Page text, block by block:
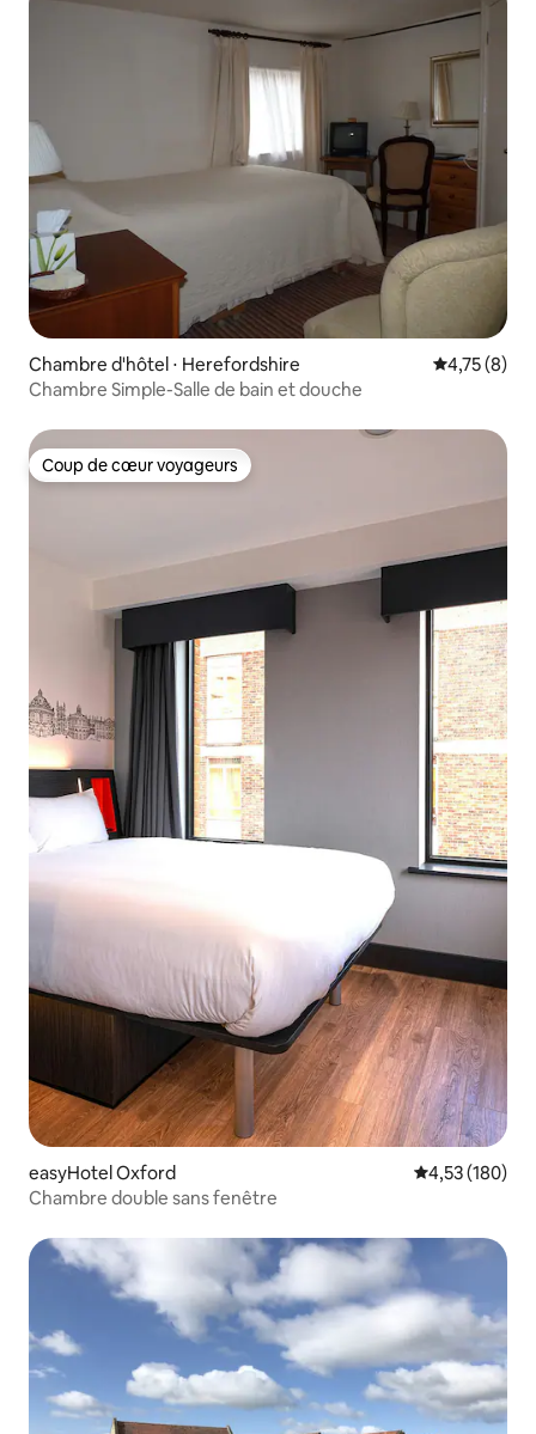
Chambre d'hôtel ⋅ Herefordshire Évaluation
4,75 (8)
Chambre Simple-Salle de bain et douche
Coup de cœur voyageurs
Coup de cœur voyageurs
easyHotel Oxford Évaluation
4,53 (180)
Chambre double sans fenêtre